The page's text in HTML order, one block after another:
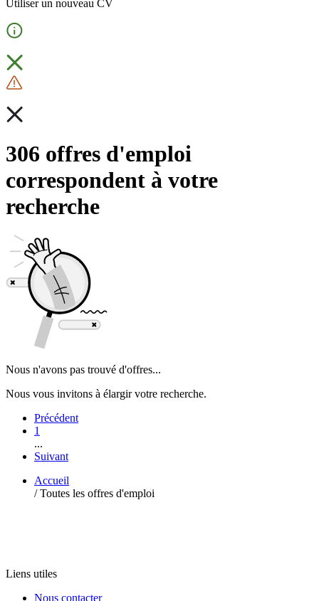
Utiliser un nouveau CV
306 offres d'emploi
correspondent à votre
recherche
Nous n'avons pas trouvé d'offres...
Nous vous invitons à élargir votre recherche.
Précédent
1
...
Suivant
Accueil
/ Toutes les offres d'emploi
Liens utiles
Nous contacter